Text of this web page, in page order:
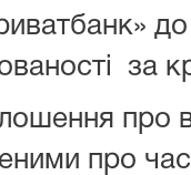
за
про
про